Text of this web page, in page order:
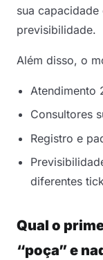
sua capacidade
previsibilidade.
Além disso, o
Atendimento
Consultores
Registro e
diferentes
Qual o
“poça” e